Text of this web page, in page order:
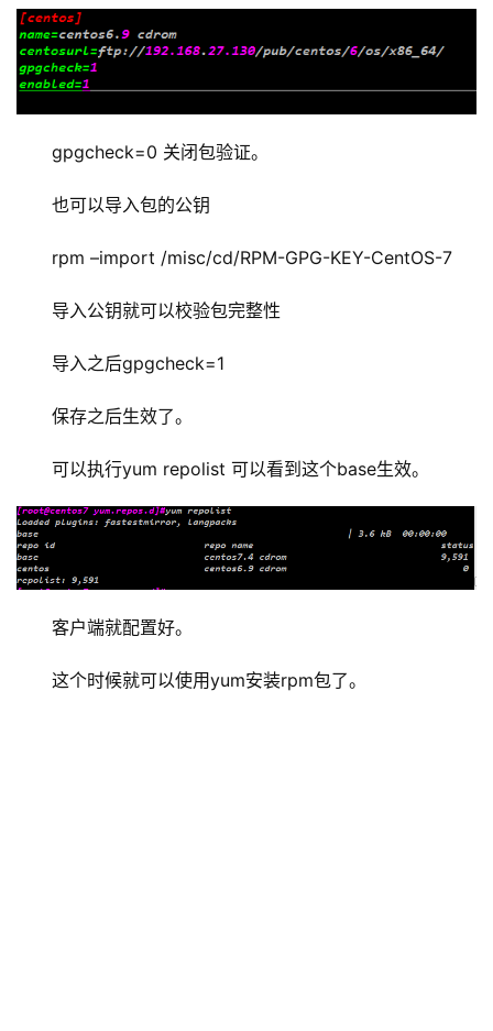
gpgcheck=0 关闭包验证。
也可以导入包的公钥
rpm –import /misc/cd/RPM-GPG-KEY-CentOS-7
导入公钥就可以校验包完整性
导入之后gpgcheck=1
保存之后生效了。
可以执行yum repolist 可以看到这个base生效。
客户端就配置好。
这个时候就可以使用yum安装rpm包了。